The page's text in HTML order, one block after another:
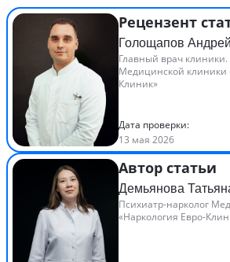
Рецензент
Голощапов
Главный врач
Медицинской клиники
Клиник»
Дата проверки:
13 мая 2026
Автор статьи
Демьянова
Психиатр-нарколог
«Наркология Евро-